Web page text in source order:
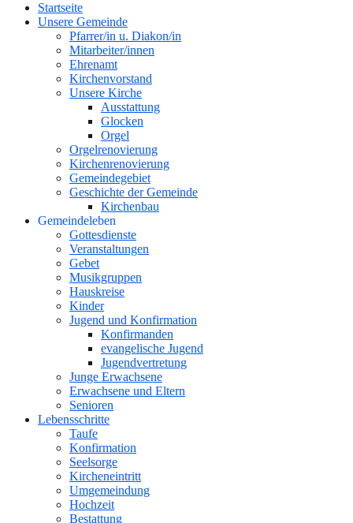
oben
Startseite
Unsere Gemeinde
Pfarrer/in u. Diakon/in
Mitarbeiter/innen
Ehrenamt
Kirchenvorstand
Unsere Kirche
Ausstattung
Glocken
Orgel
Orgelrenovierung
Kirchenrenovierung
Gemeindegebiet
Geschichte der Gemeinde
Kirchenbau
Gemeindeleben
Gottesdienste
Veranstaltungen
Gebet
Musikgruppen
Hauskreise
Kinder
Jugend und Konfirmation
Konfirmanden
evangelische Jugend
Jugendvertretung
Junge Erwachsene
Erwachsene und Eltern
Senioren
Lebensschritte
Taufe
Konfirmation
Seelsorge
Kircheneintritt
Umgemeindung
Hochzeit
Bestattung